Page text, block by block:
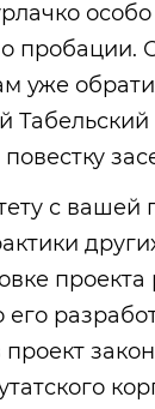
особо
пробации.
уже
Табельский
с